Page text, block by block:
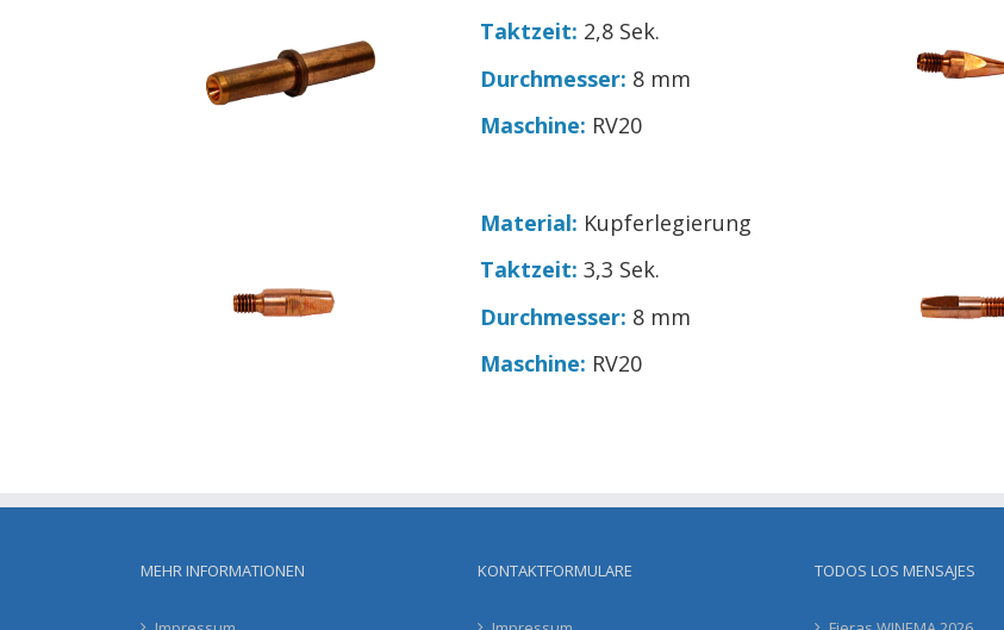
Taktzeit: 2,8 Sek.
Durchmesser: 8 mm
Maschine: RV20
Material: Kupferlegierung
Taktzeit:3,3 Sek.
Durchmesser: 8 mm
Maschine: RV20
MEHR INFORMATIONEN KONTAKTFORMULARE TODOS LOS MENSAJES